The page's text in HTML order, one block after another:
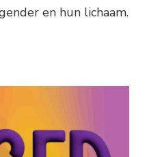
en hun lichaam.